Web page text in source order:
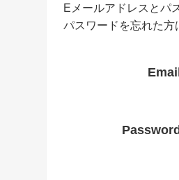
Eメールアドレスとパ
パスワードを忘れた方
Email
Password